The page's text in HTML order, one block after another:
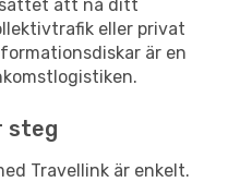
att nå ditt
eller privat
är en
steg
Travellink är enkelt.